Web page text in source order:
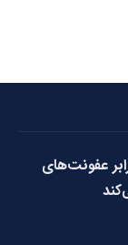
عفونت‌های